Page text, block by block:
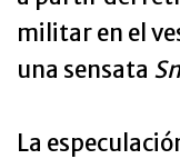
militar en el
una sensata
La